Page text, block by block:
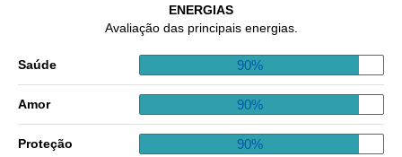
ENERGIAS
Avaliação das principais energias.
Saúde 90%
Amor 90%
Proteção 90%